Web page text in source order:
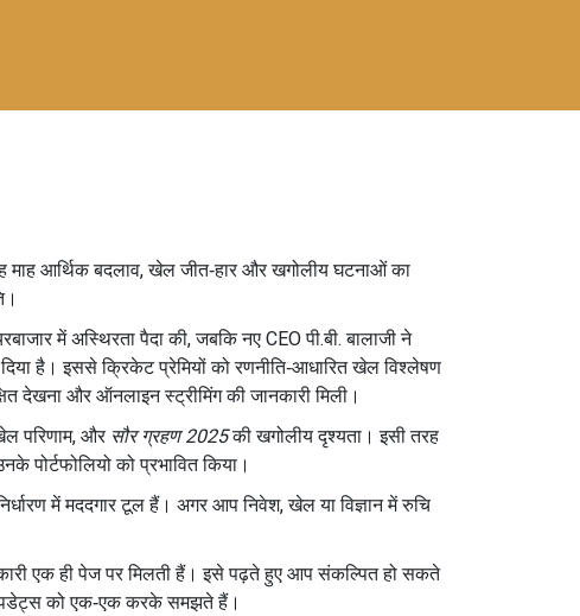
माह आर्थिक बदलाव, खेल जीत‑हार और खगोलीय घटनाओं का
में अस्थिरता पैदा की, जबकि नए CEO पी.बी. बालाजी ने
है। इससे क्रिकेट प्रेमियों को रणनीति‑आधारित खेल विश्लेषण
देखना और ऑनलाइन स्ट्रीमिंग की जानकारी मिली।
परिणाम, और सौर ग्रहण 2025की खगोलीय दृश्यता। इसी तरह
पोर्टफोलियो को प्रभावित किया।
में मददगार टूल हैं। अगर आप निवेश, खेल या विज्ञान में रुचि
एक ही पेज पर मिलती हैं। इसे पढ़ते हुए आप संकल्पित हो सकते
को एक‑एक करके समझते हैं।